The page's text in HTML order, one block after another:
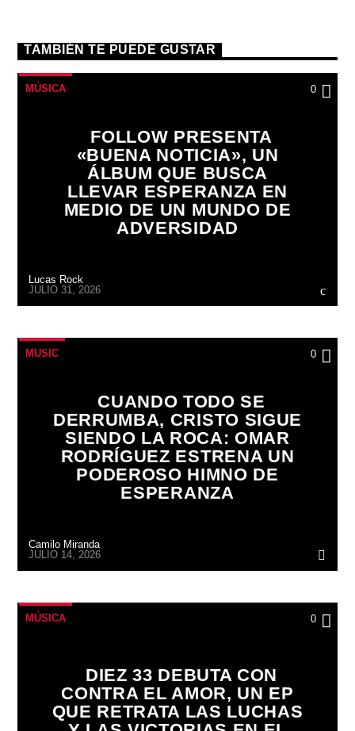
TAMBIÉN TE PUEDE GUSTAR
MÚSICA 0
FOLLOW PRESENTA
«BUENA NOTICIA», UN
ÁLBUM QUE BUSCA
LLEVAR ESPERANZA EN
MEDIO DE UN MUNDO DE
ADVERSIDAD
Lucas Rock
JULIO 31, 2026
MUSIC 0
CUANDO TODO SE
DERRUMBA, CRISTO SIGUE
SIENDO LA ROCA: OMAR
RODRÍGUEZ ESTRENA UN
PODEROSO HIMNO DE
ESPERANZA
Camilo Miranda
JULIO 14, 2026
MÚSICA 0
DIEZ 33 DEBUTA CON
CONTRA EL AMOR, UN EP
QUE RETRATA LAS LUCHAS